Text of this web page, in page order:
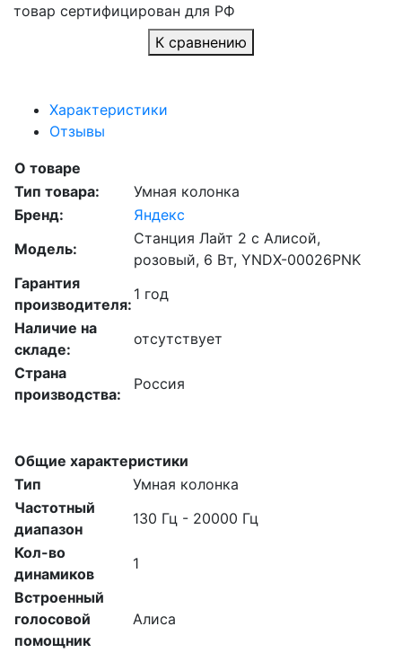
товар сертифицирован для РФ
К сравнению
Характеристики
Отзывы
Общие характеристики
Тип
Умная колонка
Частотный
диапазон
130 Гц - 20000 Гц
Кол-во
динамиков
1
Встроенный
голосовой
помощник
Алиса
О товаре
Тип товара:
Умная колонка
Бренд:
Яндекс
Модель:
Станция Лайт 2 с Алисой,
розовый, 6 Вт, YNDX-00026PNK
Гарантия
производителя:
1 год
Наличие на
складе:
отсутствует
Страна
производства:
Россия